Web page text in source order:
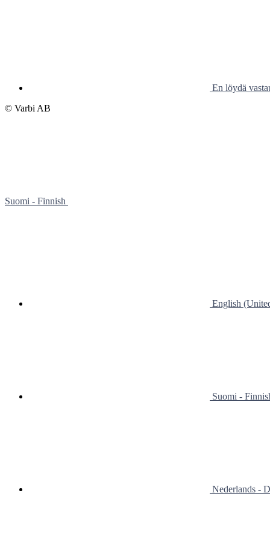
En löydä
© Varbi AB
Suomi - Finnish
English
Suomi -
Nederlands -